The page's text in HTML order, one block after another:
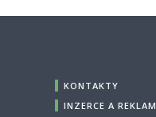
KONTAKTY
INZERCE A